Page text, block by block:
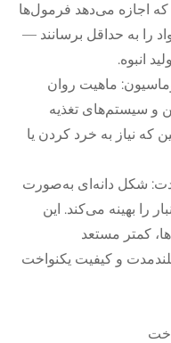
اجازه می‌دهد فرمول‌ها
را به حداقل برسانند —
انبوه.
ماهیت روان
و سیستم‌های تغذیه
که نیاز به خرد کردن یا
شکل دانه‌ای به‌صورت
را بهینه می‌کند. این
کمتر مستعد
و کیفیت یکنواخت